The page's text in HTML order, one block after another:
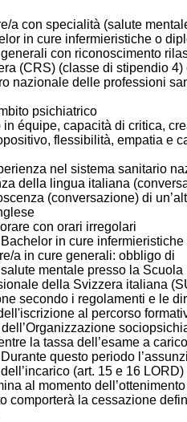
a con specialità (salute
in cure infermieristiche o
con riconoscimento
(CRS) (classe di stipendio 4)
nazionale delle professioni
psichiatrico
équipe, capacità di critica,
flessibilità, empatia e
nel sistema sanitario
della lingua italiana
(conversazione) di
con orari irregolari
in cure infermieristiche
a in cure generali: obbligo di
mentale presso la Scuola
della Svizzera italiana
secondo i regolamenti e le
al percorso
la tassa dell’esame a
questo periodo
(art. 15 e 16 LORD)
al momento
comporterà la cessazione